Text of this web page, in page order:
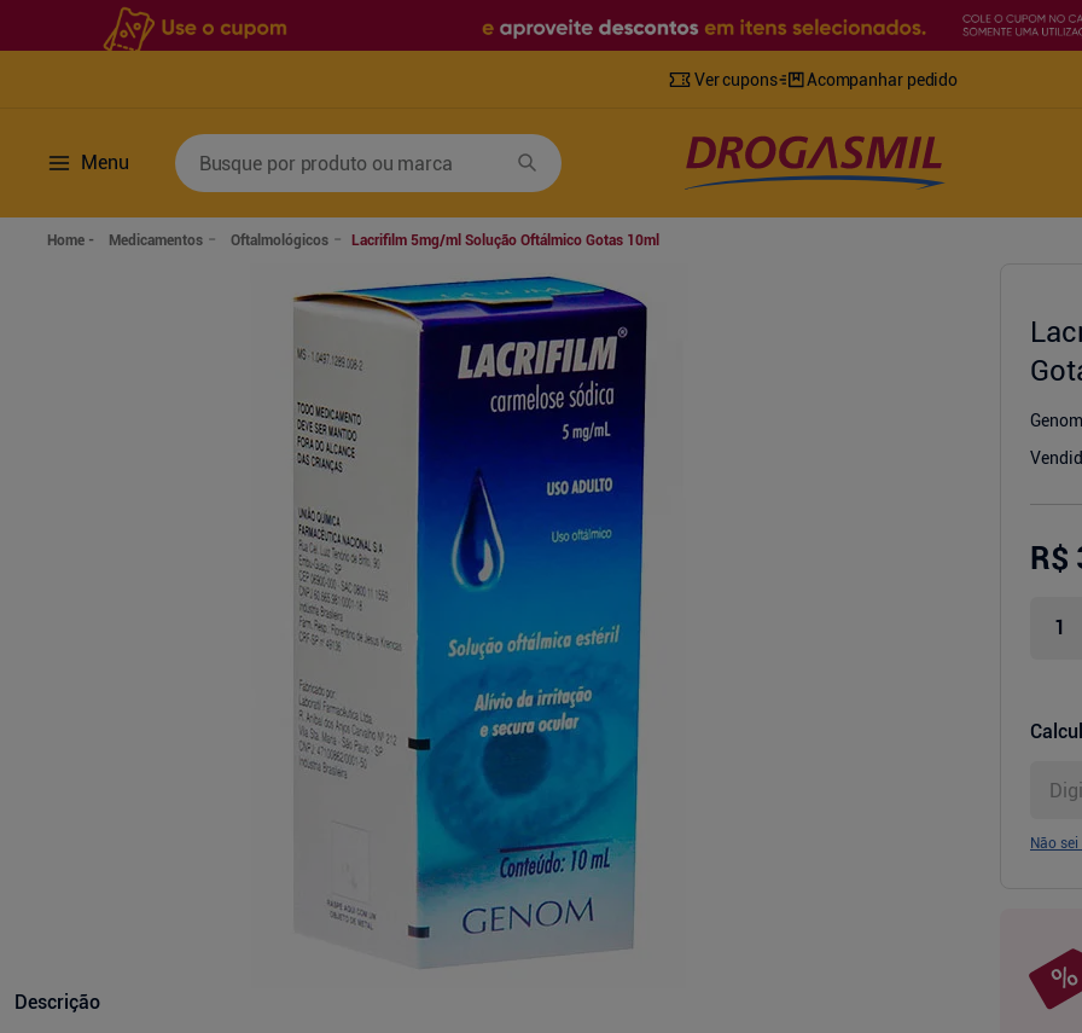
Ver cupons Acompanhar pedido
Menu
Busque por produto ou marca
Medicamentos Oftalmológicos Lacrifilm 5mg/ml Solução Oftálmico Gotas 10ml
Descrição
Genom
R$
Não sei
Termos mais buscados
fralda geriatrica
mounjaro
desodorante
7º
sabonete líquido
tylenol